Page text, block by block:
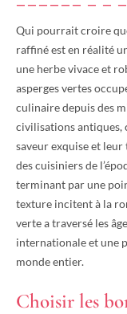
Qui pourrait croire
raffiné est en réalité
une herbe vivace et
asperges vertes
culinaire depuis des
civilisations antiques,
saveur exquise et
des cuisiniers de
terminant par une
texture incitent à la
verte a traversé les
internationale et une
monde entier.
Choisir les